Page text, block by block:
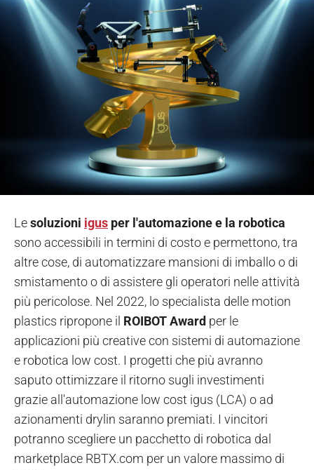
Lesoluzioni igus per l'automazione e la robotica
sono accessibili in termini di costo e permettono, tra
altre cose, di automatizzare mansioni di imballo o di
smistamento o di assistere gli operatori nelle attività
più pericolose. Nel 2022, lo specialista delle motion
plastics ripropone il ROIBOT Award per le
applicazioni più creative con sistemi di automazione
e robotica low cost. I progetti che più avranno
saputo ottimizzare il ritorno sugli investimenti
grazie all'automazione low cost igus (LCA) o ad
azionamenti drylin saranno premiati. I vincitori
potranno scegliere un pacchetto di robotica dal
marketplace RBTX.com per un valore massimo di